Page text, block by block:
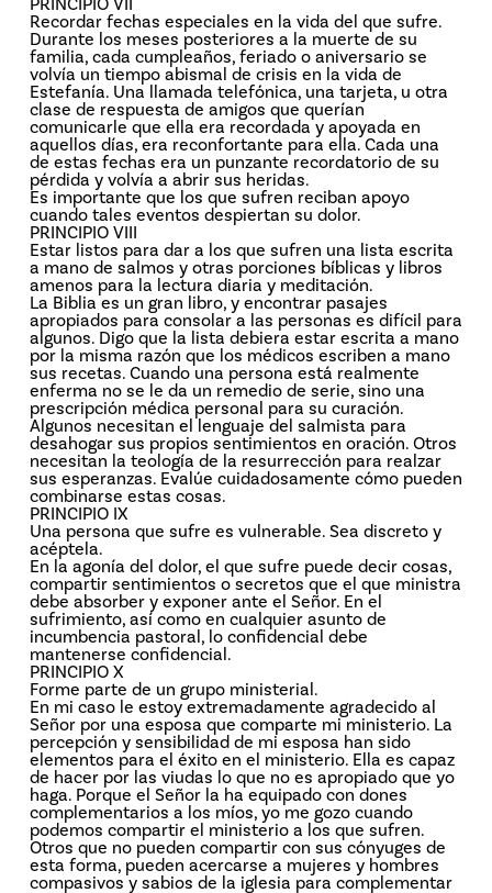
Recordar fechas especiales en la vida del que sufre.
Durante los meses posteriores a la muerte de su
familia, cada cumpleaños, feriado o aniversario se
volvía un tiempo abismal de crisis en la vida de
Estefanía. Una llamada telefónica, una tarjeta, u otra
clase de respuesta de amigos que querían
comunicarle que ella era recordada y apoyada en
aquellos días, era reconfortante para ella. Cada una
de estas fechas era un punzante recordatorio de su
pérdida y volvía a abrir sus heridas.
Es importante que los que sufren reciban apoyo
cuando tales eventos despiertan su dolor.
PRINCIPIO VIII
Estar listos para dar a los que sufren una lista escrita
a mano de salmos y otras porciones bíblicas y libros
amenos para la lectura diaria y meditación.
La Biblia es un gran libro, y encontrar pasajes
apropiados para consolar a las personas es difícil para
algunos. Digo que la lista debiera estar escrita a mano
por la misma razón que los médicos escriben a mano
sus recetas. Cuando una persona está realmente
enferma no se le da un remedio de serie, sino una
prescripción médica personal para su curación.
Algunos necesitan el lenguaje del salmista para
desahogar sus propios sentimientos en oración. Otros
necesitan la teología de la resurrección para realzar
sus esperanzas. Evalúe cuidadosamente cómo pueden
combinarse estas cosas.
PRINCIPIO IX
Una persona que sufre es vulnerable. Sea discreto y
acéptela.
En la agonía del dolor, el que sufre puede decir cosas,
compartir sentimientos o secretos que el que ministra
debe absorber y exponer ante el Señor. En el
sufrimiento, así como en cualquier asunto de
incumbencia pastoral, lo confidencial debe
mantenerse confidencial.
PRINCIPIO X
Forme parte de un grupo ministerial.
En mi caso le estoy extremadamente agradecido al
Señor por una esposa que comparte mi ministerio. La
percepción y sensibilidad de mi esposa han sido
elementos para el éxito en el ministerio. Ella es capaz
de hacer por las viudas lo que no es apropiado que yo
haga. Porque el Señor la ha equipado con dones
complementarios a los míos, yo me gozo cuando
podemos compartir el ministerio a los que sufren.
Otros que no pueden compartir con sus cónyuges de
esta forma, pueden acercarse a mujeres y hombres
compasivos y sabios de la iglesia para complementar